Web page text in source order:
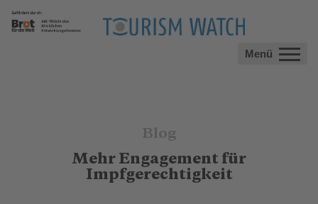
Menü
Blog
Mehr Engagement für
Impfgerechtigkeit